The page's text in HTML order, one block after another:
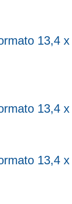
13,4
13,4
13,4